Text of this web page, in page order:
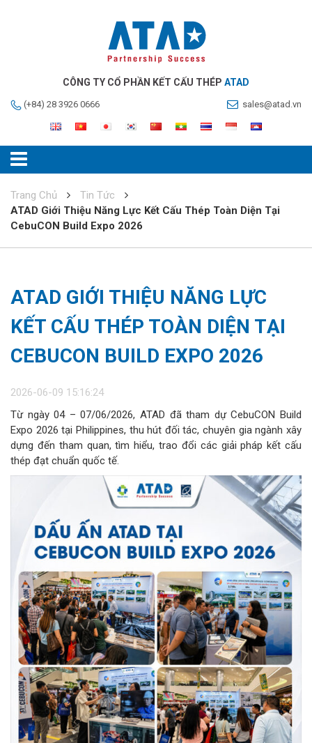
CÔNG TY CỔ PHẦN KẾT CẤU THÉP ATAD
(+84) 28 3926 0666 sales@atad.vn
Trang Chủ
Tin Tức
ATAD Giới Thiệu Năng Lực Kết Cấu Thép Toàn Diện Tại
CebuCON Build Expo 2026
ATAD GIỚI THIỆU NĂNG LỰC
KẾT CẤU THÉP TOÀN DIỆN TẠI
CEBUCON BUILD EXPO 2026
2026-06-09 15:16:24
Từ ngày 04 – 07/06/2026, ATAD đã tham dự CebuCON Build
Expo 2026 tại Philippines, thu hút đối tác, chuyên gia ngành xây
dựng đến tham quan, tìm hiểu, trao đổi các giải pháp kết cấu
thép đạt chuẩn quốc tế.